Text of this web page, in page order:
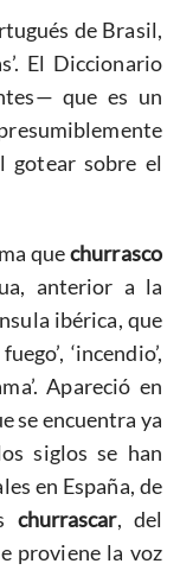
de Brasil,
El Diccionario
que es un
gotear sobre el
quechurrasco
anterior a la
ibérica, que
‘incendio’,
Apareció en
se encuentra ya
siglos se han
en España, de
churrascar, del
proviene la voz